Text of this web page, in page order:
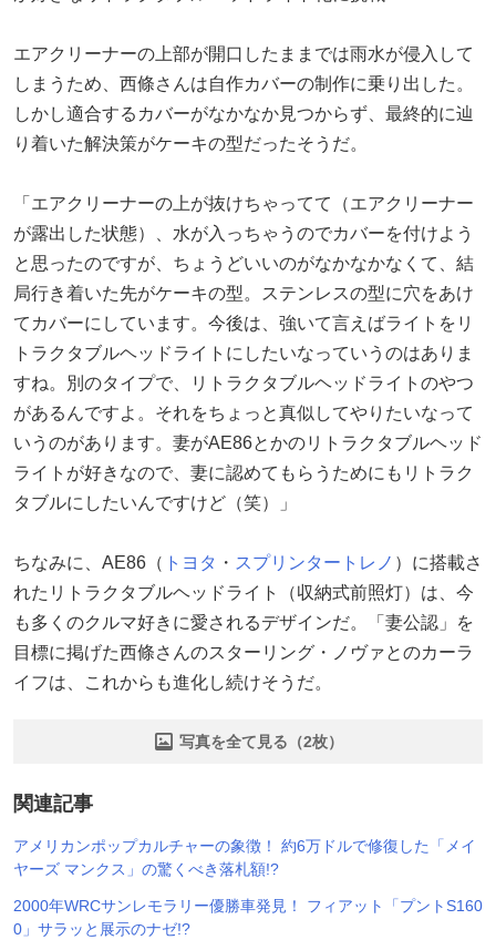
エアクリーナーの上部が開口したままでは雨水が侵入して
しまうため、西條さんは自作カバーの制作に乗り出した。
しかし適合するカバーがなかなか見つからず、最終的に辿
り着いた解決策がケーキの型だったそうだ。
「エアクリーナーの上が抜けちゃってて（エアクリーナー
が露出した状態）、水が入っちゃうのでカバーを付けよう
と思ったのですが、ちょうどいいのがなかなかなくて、結
局行き着いた先がケーキの型。ステンレスの型に穴をあけ
てカバーにしています。今後は、強いて言えばライトをリ
トラクタブルヘッドライトにしたいなっていうのはありま
すね。別のタイプで、リトラクタブルヘッドライトのやつ
があるんですよ。それをちょっと真似してやりたいなって
いうのがあります。妻がAE86とかのリトラクタブルヘッド
ライトが好きなので、妻に認めてもらうためにもリトラク
タブルにしたいんですけど（笑）」
ちなみに、AE86（ トヨタ ・ スプリンタートレノ ）に搭載さ
れたリトラクタブルヘッドライト（収納式前照灯）は、今
も多くのクルマ好きに愛されるデザインだ。「妻公認」を
目標に掲げた西條さんのスターリング・ノヴァとのカーラ
イフは、これからも進化し続けそうだ。
写真を全て見る（2枚）
関連記事
アメリカンポップカルチャーの象徴！ 約6万ドルで修復した「メイ
ヤーズ マンクス」の驚くべき落札額!?
2000年WRCサンレモラリー優勝車発見！ フィアット「プントS160
0」サラッと展示のナゼ!?